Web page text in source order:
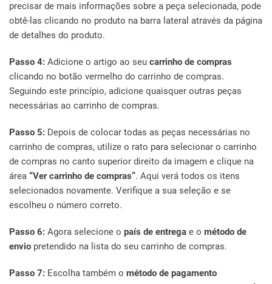
precisar de mais informações sobre a peça selecionada, pode
obtê-las clicando no produto na barra lateral através da página
de detalhes do produto.
Passo 4: Adicione o artigo ao seu carrinho de compras
clicando no botão vermelho do carrinho de compras.
Seguindo este princípio, adicione quaisquer outras peças
necessárias ao carrinho de compras.
Passo 5: Depois de colocar todas as peças necessárias no
carrinho de compras, utilize o rato para selecionar o carrinho
de compras no canto superior direito da imagem e clique na
área “Ver carrinho de compras”. Aqui verá todos os itens
selecionados novamente. Verifique a sua seleção e se
escolheu o número correto.
Passo 6: Agora selecione o país de entrega e o método de
envio pretendido na lista do seu carrinho de compras.
Passo 7: Escolha também o método de pagamento